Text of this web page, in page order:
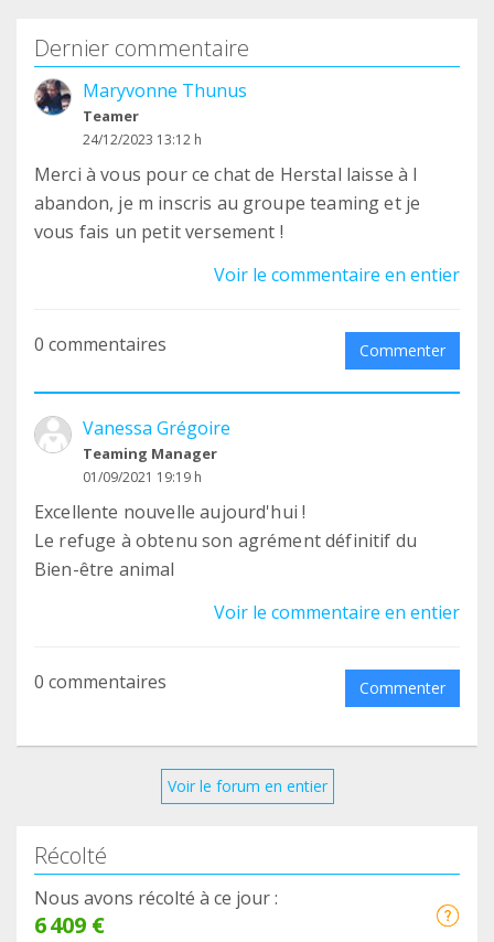
Dernier commentaire
Maryvonne Thunus
Teamer
24/12/2023 13:12 h
Merci à vous pour ce chat de Herstal laisse à l
abandon, je m inscris au groupe teaming et je
vous fais un petit versement !
Voir le commentaire en entier
0 commentaires Commenter
Vanessa Grégoire
Teaming Manager
01/09/2021 19:19 h
Excellente nouvelle aujourd'hui !
Le refuge à obtenu son agrément définitif du
Bien-être animal
Voir le commentaire en entier
0 commentaires Commenter
Voir le forum en entier
Récolté
Nous avons récolté à ce jour :
6 409 €